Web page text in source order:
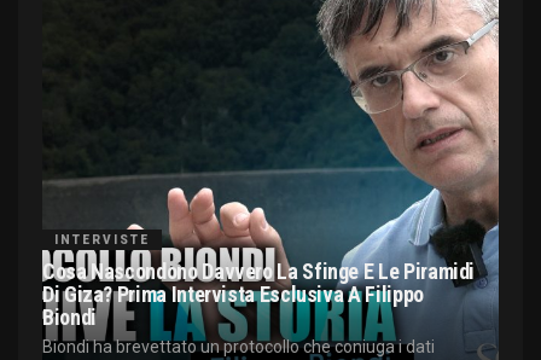
INTERVISTE
Cosa Nascondono Davvero La Sfinge E Le Piramidi
Di Giza? Prima Intervista Esclusiva A Filippo
Biondi
Biondi ha brevettato un protocollo che coniuga i dati